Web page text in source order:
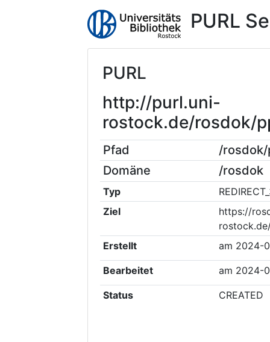
PURL
PURL
http://purl.uni-
rostock.de/rosdok/
Pfad
/
Domäne
/rosdok
Typ
Ziel
https://
Erstellt
am 2024-
Bearbeitet am 2024-
Status CREATED